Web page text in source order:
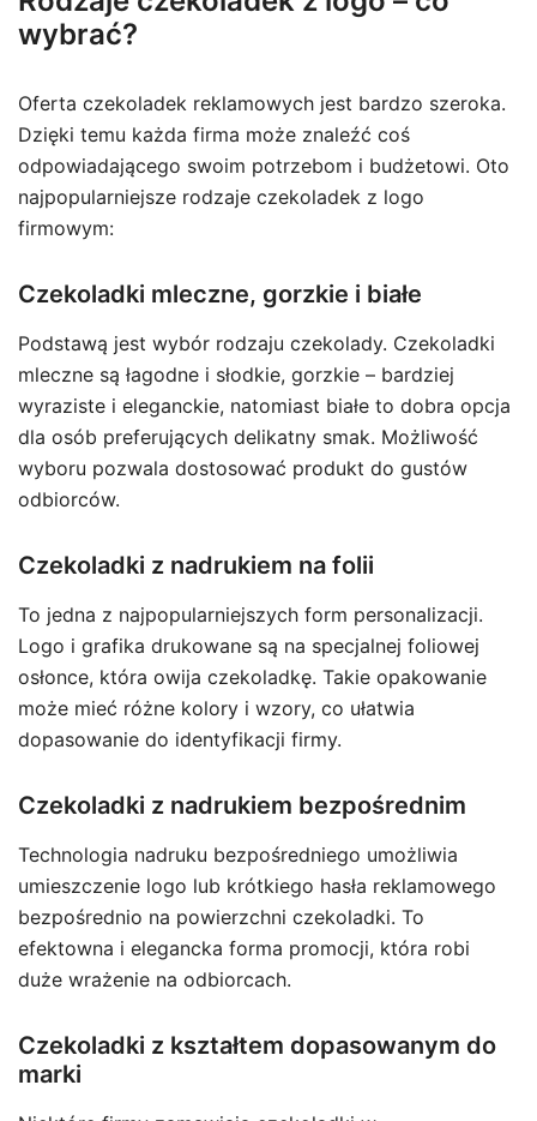
wybrać?
Oferta czekoladek reklamowych jest bardzo szeroka.
Dzięki temu każda firma może znaleźć coś
odpowiadającego swoim potrzebom i budżetowi. Oto
najpopularniejsze rodzaje czekoladek z logo
firmowym:
Czekoladki mleczne, gorzkie i białe
Podstawą jest wybór rodzaju czekolady. Czekoladki
mleczne są łagodne i słodkie, gorzkie – bardziej
wyraziste i eleganckie, natomiast białe to dobra opcja
dla osób preferujących delikatny smak. Możliwość
wyboru pozwala dostosować produkt do gustów
odbiorców.
Czekoladki z nadrukiem na folii
To jedna z najpopularniejszych form personalizacji.
Logo i grafika drukowane są na specjalnej foliowej
osłonce, która owija czekoladkę. Takie opakowanie
może mieć różne kolory i wzory, co ułatwia
dopasowanie do identyfikacji firmy.
Czekoladki z nadrukiem bezpośrednim
Technologia nadruku bezpośredniego umożliwia
umieszczenie logo lub krótkiego hasła reklamowego
bezpośrednio na powierzchni czekoladki. To
efektowna i elegancka forma promocji, która robi
duże wrażenie na odbiorcach.
Czekoladki z kształtem dopasowanym do
marki